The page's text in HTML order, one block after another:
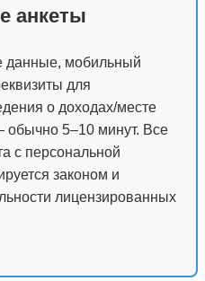
анкеты
данные, мобильный
для
о доходах/месте
обычно 5–10 минут. Все
с персональной
законом и
лицензированных